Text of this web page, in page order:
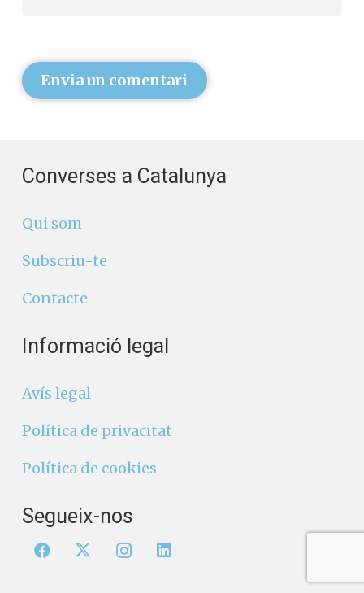
Envia un comentari
Converses a Catalunya
Qui som
Subscriu-te
Contacte
Informació legal
Avís legal
Política de privacitat
Política de cookies
Segueix-nos